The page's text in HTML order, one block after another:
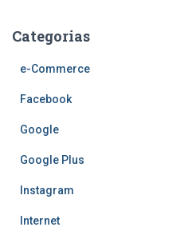
Categorias
e-Commerce
Facebook
Google
Google Plus
Instagram
Internet